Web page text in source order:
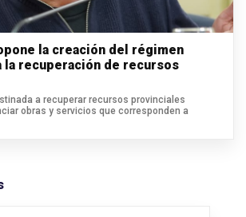
la creación del régimen
la recuperación de recursos
a recuperar recursos provinciales
obras y servicios que corresponden a